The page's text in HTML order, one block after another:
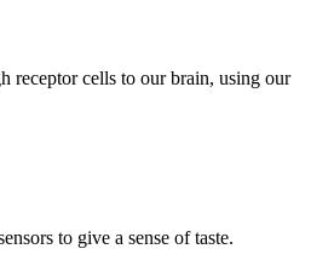
receptor cells to our brain, using our
to give a sense of taste.